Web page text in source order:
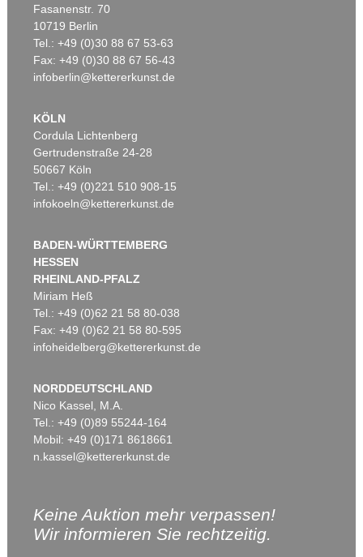
Fasanenstr. 70
10719 Berlin
Tel.: +49 (0)30 88 67 53-63
Fax: +49 (0)30 88 67 56-43
infoberlin@kettererkunst.de
KÖLN
Cordula Lichtenberg
Gertrudenstraße 24-28
50667 Köln
Tel.: +49 (0)221 510 908-15
infokoeln@kettererkunst.de
BADEN-WÜRTTEMBERG
HESSEN
RHEINLAND-PFALZ
Miriam Heß
Tel.: +49 (0)62 21 58 80-038
Fax: +49 (0)62 21 58 80-595
infoheidelberg@kettererkunst.de
NORDDEUTSCHLAND
Nico Kassel, M.A.
Tel.: +49 (0)89 55244-164
Mobil: +49 (0)171 8618661
n.kassel@kettererkunst.de
Keine Auktion mehr verpassen!
Wir informieren Sie rechtzeitig.